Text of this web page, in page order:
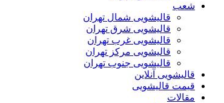
شعب
قالیشویی شمال تهران
قالیشویی شرق تهران
قالیشویی غرب تهران
قالیشویی مرکز تهران
قالیشویی جنوب تهران
قالیشویی آنلاین
قیمت قالیشویی
مقالات